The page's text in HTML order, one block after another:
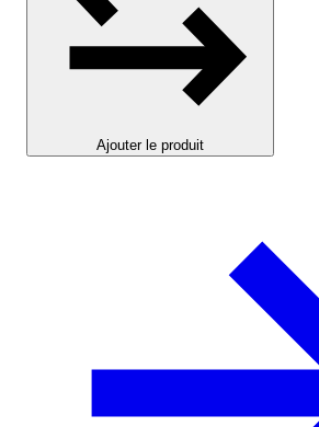
Ajouter le produit